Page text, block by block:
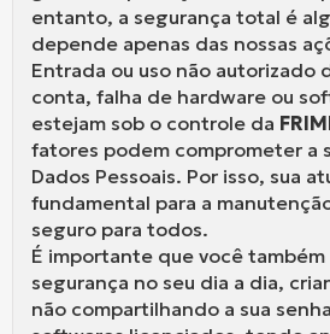
entanto, a segurança total é
depende apenas das nossas
Entrada ou uso não autorizado
conta, falha de hardware ou
estejam sob o controle da
fatores podem comprometer a
Dados Pessoais. Por isso, sua
fundamental para a
seguro para todos.
É importante que você
segurança no seu dia a dia,
não compartilhando a sua